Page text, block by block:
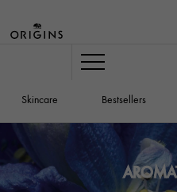
Navigation
Skincare Bestsellers